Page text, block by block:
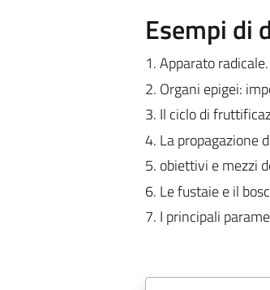
Esempi di
1. Apparato
2. Organi epigei:
3. Il ciclo di
4. La propagazione
5. obiettivi e mezzi
6. Le fustaie e il
7. I principali